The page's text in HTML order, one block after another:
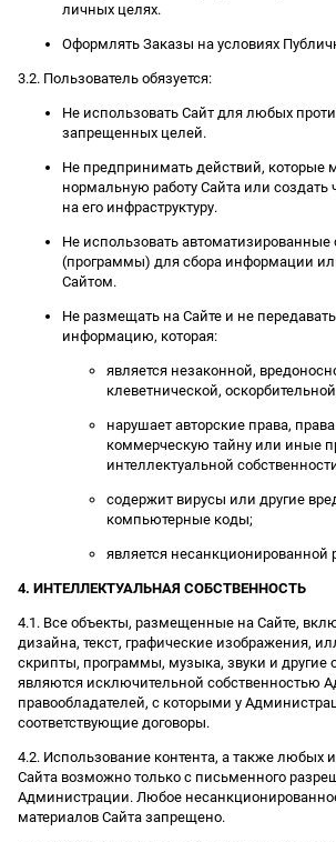
личных целях.
Оформлять Заказы на условиях
3.2. Пользователь обязуется:
Не использовать Сайт для любых
запрещенных целей.
Не предпринимать действий, которые
нормальную работу Сайта или создать
на его инфраструктуру.
Не использовать автоматизированные
(программы) для сбора информации
Сайтом.
Не размещать на Сайте и не
информацию, которая:
является незаконной,
клеветнической,
нарушает авторские права,
коммерческую тайну или иные
интеллектуальной
содержит вирусы или другие
компьютерные коды;
является
4. ИНТЕЛЛЕКТУАЛЬНАЯ СОБСТВЕННОСТЬ
4.1. Все объекты, размещенные на Сайте,
дизайна, текст, графические изображения,
скрипты, программы, музыка, звуки и другие
являются исключительной собственностью
правообладателей, с которыми у
соответствующие договоры.
4.2. Использование контента, а также любых
Сайта возможно только с письменного
Администрации. Любое
материалов Сайта запрещено.